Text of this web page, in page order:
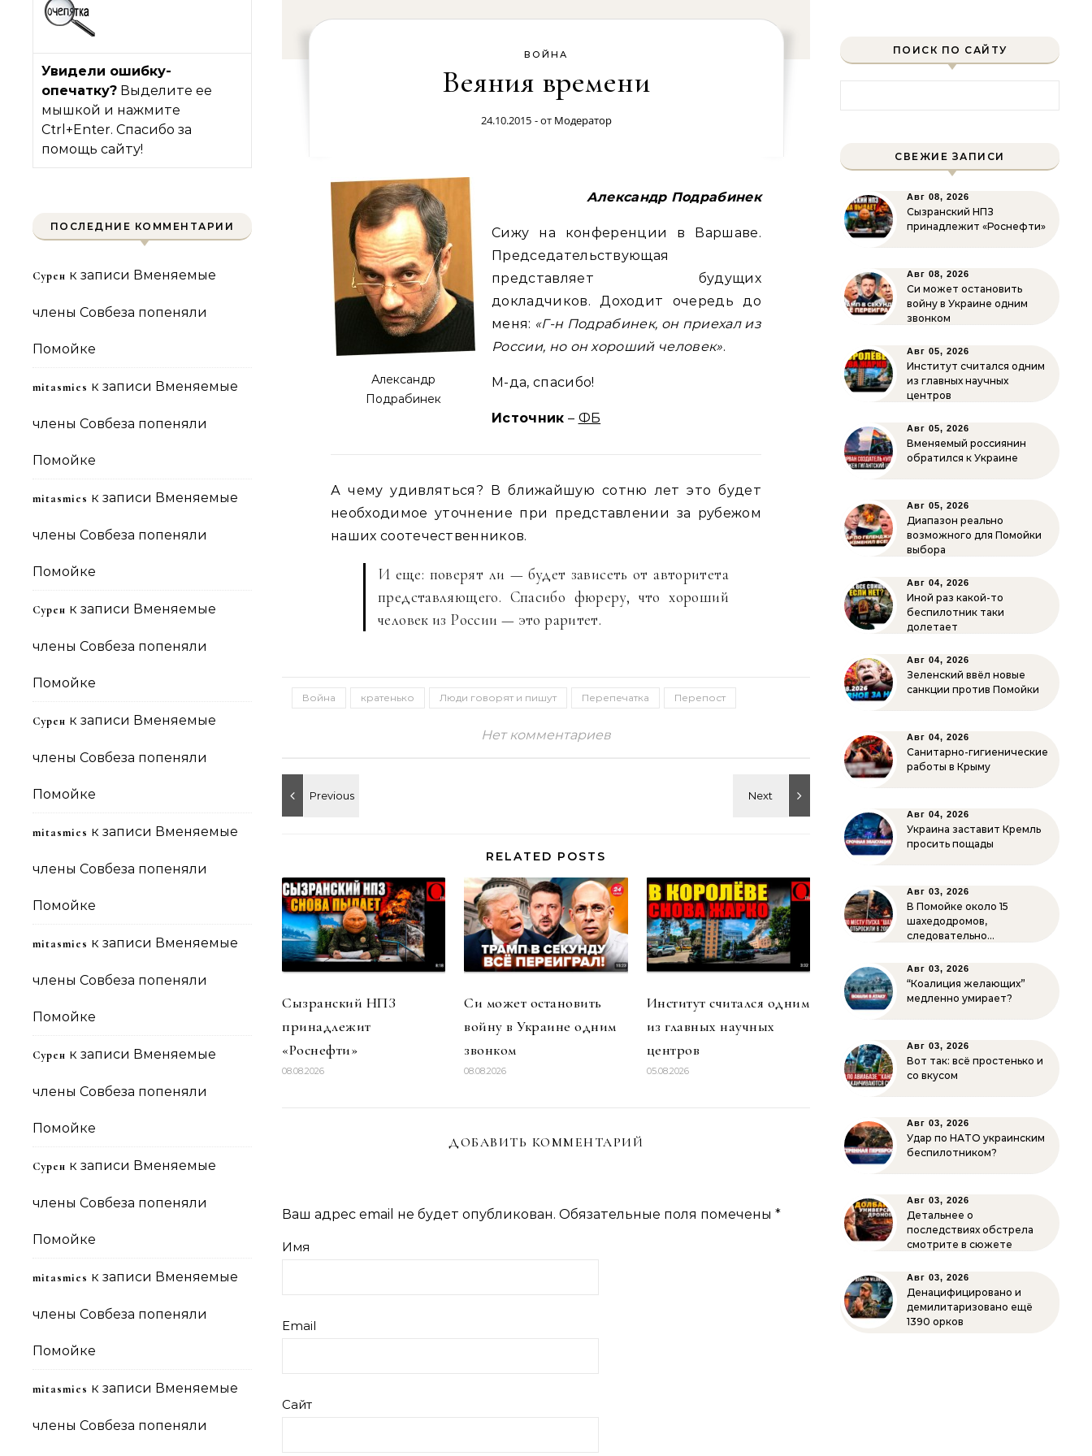
Увидели ошибку-
опечатку? Выделите ее
мышкой и нажмите
Ctrl+Enter. Спасибо за
помощь сайту!
ПОСЛЕДНИЕ КОММЕНТАРИИ
Сурен к записи Вменяемые
члены Совбеза попеняли
Помойке
mitasmies к записи Вменяемые
члены Совбеза попеняли
Помойке
mitasmies к записи Вменяемые
члены Совбеза попеняли
Помойке
Сурен к записи Вменяемые
члены Совбеза попеняли
Помойке
Сурен к записи Вменяемые
члены Совбеза попеняли
Помойке
mitasmies к записи Вменяемые
члены Совбеза попеняли
Помойке
mitasmies к записи Вменяемые
члены Совбеза попеняли
Помойке
Сурен к записи Вменяемые
члены Совбеза попеняли
Помойке
Сурен к записи Вменяемые
члены Совбеза попеняли
Помойке
mitasmies к записи Вменяемые
члены Совбеза попеняли
Помойке
mitasmies к записи Вменяемые
члены Совбеза попеняли
ВОЙНА
Веяния времени
24.10.2015 - от Модератор
Александр
Подрабинек
Александр Подрабинек
Сижу на конференции в Варшаве.
Председательствующая
представляет будущих
докладчиков. Доходит очередь до
меня: «Г-н Подрабинек, он приехал из
России, но он хороший человек».
М-да, спасибо!
Источник – ФБ
А чему удивляться? В ближайшую сотню лет это будет
необходимое уточнение при представлении за рубежом
наших соотечественников.
И еще: поверят ли — будет зависеть от авторитета
представляющего. Спасибо фюреру, что хороший
человек из России — это раритет.
Война кратенько Люди говорят и пишут Перепечатка Перепост
Нет комментариев
RELATED POSTS
Сызранский НПЗ
принадлежит
«Роснефти»
08.08.2026
Си может остановить
войну в Украине одним
звонком
08.08.2026
Институт считался одним
из главных научных
центров
05.08.2026
ДОБАВИТЬ КОММЕНТАРИЙ
Ваш адрес email не будет опубликован. Обязательные поля помечены *
Имя
Email
Сайт
ПОИСК ПО САЙТУ
СВЕЖИЕ ЗАПИСИ
Авг 08, 2026
Сызранский НПЗ
принадлежит «Роснефти»
Авг 08, 2026
Си может остановить
войну в Украине одним
звонком
Авг 05, 2026
Институт считался одним
из главных научных
центров
Авг 05, 2026
Вменяемый россиянин
обратился к Украине
Авг 05, 2026
Диапазон реально
возможного для Помойки
выбора
Авг 04, 2026
Иной раз какой-то
беспилотник таки
долетает
Авг 04, 2026
Зеленский ввёл новые
санкции против Помойки
Авг 04, 2026
Санитарно-гигиенические
работы в Крыму
Авг 04, 2026
Украина заставит Кремль
просить пощады
Авг 03, 2026
В Помойке около 15
шахедодромов,
следовательно…
Авг 03, 2026
“Коалиция желающих”
медленно умирает?
Авг 03, 2026
Вот так: всё простенько и
со вкусом
Авг 03, 2026
Удар по НАТО украинским
беспилотником?
Авг 03, 2026
Детальнее о
последствиях обстрела
смотрите в сюжете
Авг 03, 2026
Денацифицировано и
демилитаризовано ещё
1390 орков